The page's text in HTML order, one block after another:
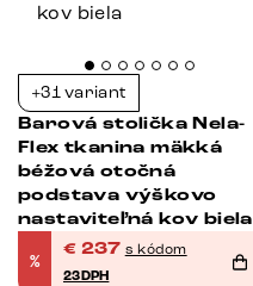
+31 variant
Barová stolička Nela-
Flex tkanina mäkká
béžová otočná
podstava výškovo
nastaviteľná kov biela
%
€ 237 s kódom
23DPH